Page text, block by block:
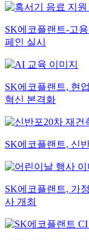
SK에코플랜트-고
페인 실시
SK에코플랜트, 현
혁신 본격화
SK에코플랜트, 신
SK에코플랜트, 가
사 개최